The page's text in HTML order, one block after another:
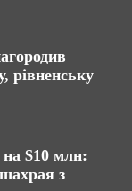
рівненську
$10 млн:
шахрая з